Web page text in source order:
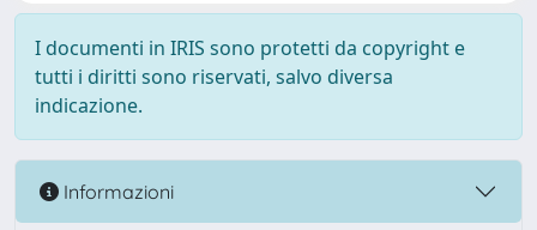
I documenti in IRIS sono protetti da copyright e
tutti i diritti sono riservati, salvo diversa
indicazione.
Informazioni